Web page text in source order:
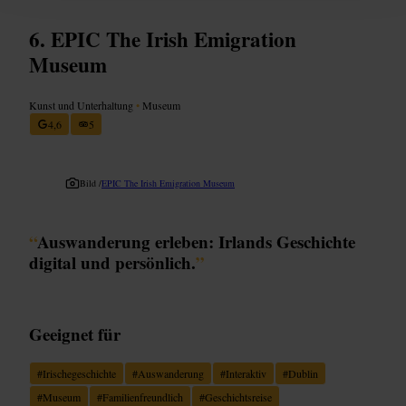
EPIC The Irish Emigration
Museum
Kunst und Unterhaltung • Museum
4,6
5
Bild /EPIC The Irish Emigration Museum
“Auswanderung erleben: Irlands Geschichte
digital und persönlich.”
Geeignet für
#Irischegeschichte #Auswanderung #Interaktiv #Dublin
#Museum #Familienfreundlich #Geschichtsreise